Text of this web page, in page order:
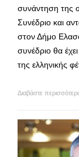
συνάντηση της
Συνέδριο και
στον Δήμο
συνέδριο θα
της ελληνικής
Διαβάστε